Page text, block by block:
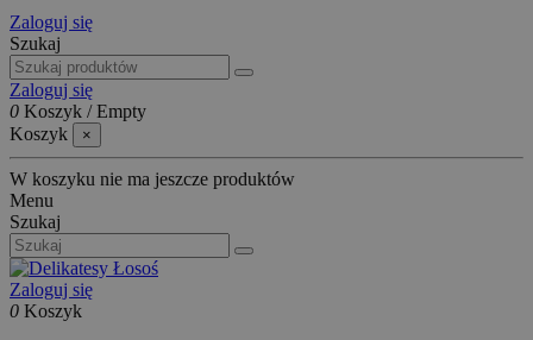
Zaloguj się
Szukaj
Zaloguj się
0 Koszyk /Empty
Koszyk
×
W koszyku nie ma jeszcze produktów
Menu
Szukaj
Zaloguj się
0 Koszyk